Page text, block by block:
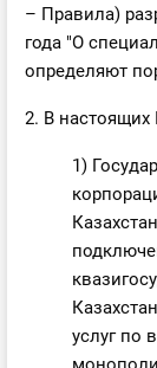
– Правила)
года "О
определяют
2. В
1)
услуг по